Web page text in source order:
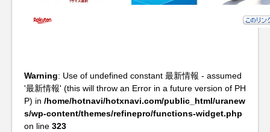
Warning: Use of undefined constant 最新情報 - assumed
'最新情報' (this will throw an Error in a future version of PH
P) in /home/hotnavi/hotxnavi.com/public_html/uranew
s/wp-content/themes/refinepro/functions-widget.php
on line 323